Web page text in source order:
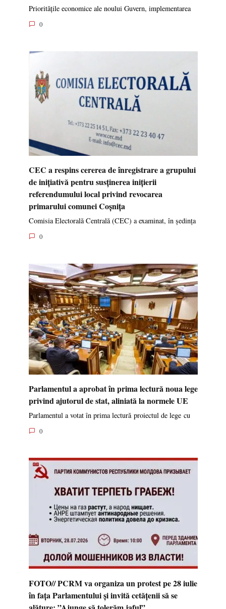
Prioritățile economice ale noului Guvern, implementarea
0
CEC a respins cererea de înregistrare a grupului
de inițiativă pentru susținerea inițierii
referendumului local privind revocarea
primarului comunei Coșnița
Comisia Electorală Centrală (CEC) a examinat, în ședința
0
Parlamentul a aprobat în prima lectură noua lege
privind ajutorul de stat, aliniată la normele UE
Parlamentul a votat în prima lectură proiectul de lege cu
0
FOTO// PCRM va organiza un protest pe 28 iulie
în fața Parlamentului și invită cetățenii să se